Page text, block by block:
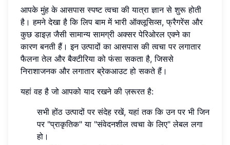
आपके मुंह के आसपास स्पष्ट त्वचा की यात्रा ज्ञान से शुरू होती
है। हमने देखा है कि लिप बाम में भारी ऑक्लूसिव्स, फ्रैगरेंस और
कुछ डाइज़ जैसी सामान्य सामग्री अक्सर पेरिओरल एक्ने का
कारण बनती हैं। इन उत्पादों का आसपास की त्वचा पर लगातार
फैलना तेल और बैक्टीरिया को फंसा सकता है, जिससे
निराशाजनक और लगातार ब्रेकआउट हो सकते हैं।
यहां वह है जो आपको याद रखने की ज़रूरत है:
सभी होंठ उत्पादों पर संदेह रखें, यहां तक कि उन पर भी जिन
पर "प्राकृतिक" या "संवेदनशील त्वचा के लिए" लेबल लगा
हो।